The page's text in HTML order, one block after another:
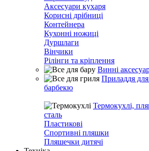
Аксесуари кухаря
Корисні дрібниці
Контейнера
Кухонні ножиці
Дуршлаги
Вінчики
Рілінги та кріплення
Винні
Приладдя
барбекю
Термокухлі,
сталь
Пластикові
Спортивні пляшки
Пляшечки дитячі